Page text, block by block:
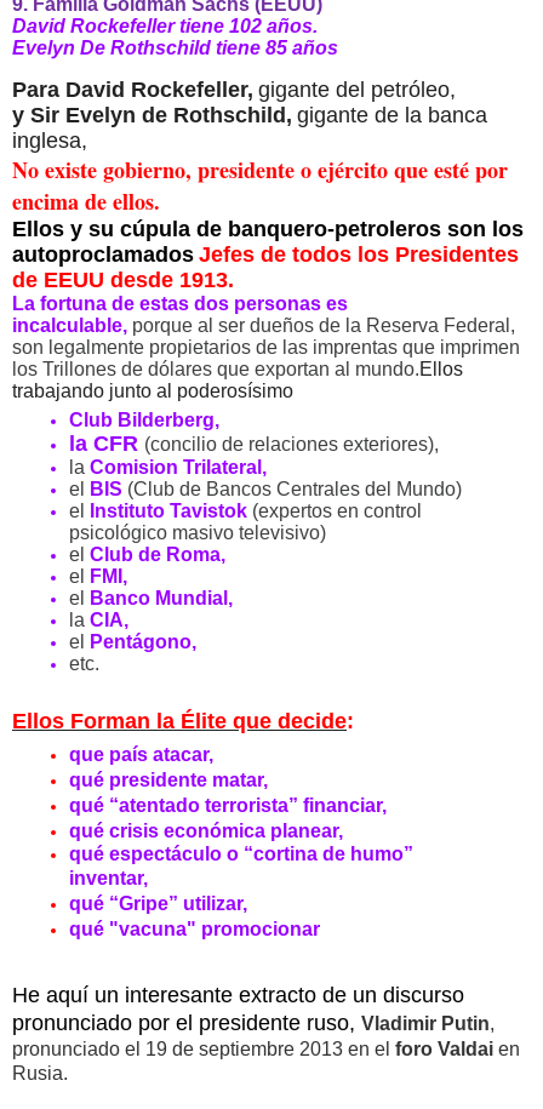
David Rockefeller tiene 102 años.
Evelyn De Rothschild tiene 85 años
Para David Rockefeller, gigante del petróleo,
y Sir Evelyn de Rothschild, gigante de la banca
inglesa,
No existe gobierno, presidente o ejército que esté por
encima de ellos.
Ellos y su cúpula de banquero-petroleros son los
autoproclamados Jefes de todos los Presidentes
de EEUU desde 1913.
La fortuna de estas dos personas es
incalculable, porque al ser dueños de la Reserva Federal,
son legalmente propietarios de las imprentas que imprimen
los Trillones de dólares que exportan al mundo.Ellos
trabajando junto al poderosísimo
Club Bilderberg,
la CFR (concilio de relaciones exteriores),
la Comision Trilateral,
el
BIS (Club de Bancos Centrales del Mundo)
el
Instituto Tavistok (expertos en control
psicológico masivo televisivo)
el Club de Roma,
el
FMI,
el
Banco Mundial,
la CIA,
el
Pentágono,
etc.
Ellos Forman la Élite que decide:
que país atacar,
qué presidente matar,
qué “atentado terrorista” financiar,
qué crisis económica planear,
qué espectáculo o “cortina de humo”
inventar,
qué “Gripe” utilizar,
qué "vacuna" promocionar
He aquí un interesante extracto de un discurso
pronunciado por el presidente ruso, Vladimir Putin,
pronunciado el 19 de septiembre 2013 en el foro Valdai en
Rusia.